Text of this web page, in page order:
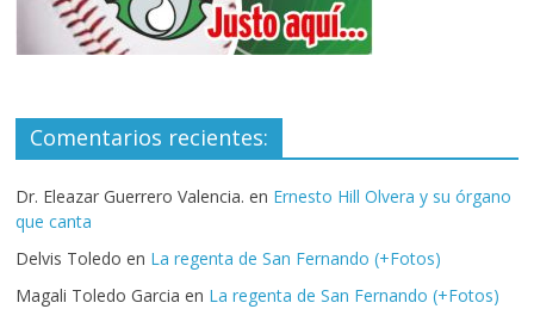
Comentarios recientes:
Dr. Eleazar Guerrero Valencia. en Ernesto Hill Olvera y su órgano
que canta
Delvis Toledo en La regenta de San Fernando (+Fotos)
Magali Toledo Garcia en La regenta de San Fernando (+Fotos)